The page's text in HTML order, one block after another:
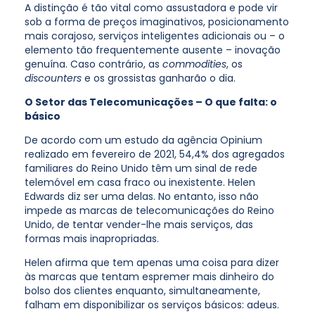
A distinção é tão vital como assustadora e pode vir
sob a forma de preços imaginativos, posicionamento
mais corajoso, serviços inteligentes adicionais ou – o
elemento tão frequentemente ausente – inovação
genuína. Caso contrário, as commodities, os
discounters e os grossistas ganharão o dia.
O Setor das Telecomunicações – O que falta: o
básico
De acordo com um estudo da agência Opinium
realizado em fevereiro de 2021, 54,4% dos agregados
familiares do Reino Unido têm um sinal de rede
telemóvel em casa fraco ou inexistente. Helen
Edwards diz ser uma delas. No entanto, isso não
impede as marcas de telecomunicações do Reino
Unido, de tentar vender-lhe mais serviços, das
formas mais inapropriadas.
Helen afirma que tem apenas uma coisa para dizer
às marcas que tentam espremer mais dinheiro do
bolso dos clientes enquanto, simultaneamente,
falham em disponibilizar os serviços básicos: adeus.